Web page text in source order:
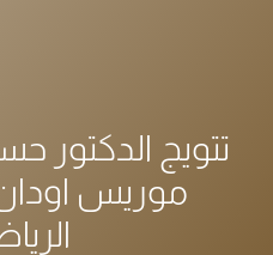
تتويج الدكتور
موريس